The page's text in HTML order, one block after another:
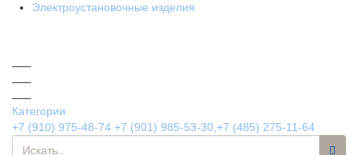
Электроустановочные изделия
Категории
+7 (910) 975-48-74 +7 (901) 985-53-30,+7 (485) 275-11-64